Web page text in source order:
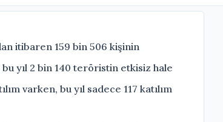
itibaren 159 bin 506 kişinin
bu yıl 2 bin 140 teröristin etkisiz hale
varken, bu yıl sadece 117 katılım